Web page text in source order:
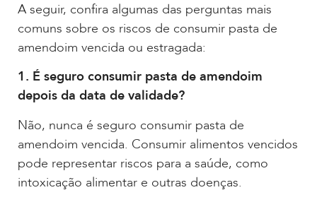
A seguir, confira algumas das perguntas mais
comuns sobre os riscos de consumir pasta de
amendoim vencida ou estragada:
1. É seguro consumir pasta de amendoim
depois da data de validade?
Não, nunca é seguro consumir pasta de
amendoim vencida. Consumir alimentos vencidos
pode representar riscos para a saúde, como
intoxicação alimentar e outras doenças.